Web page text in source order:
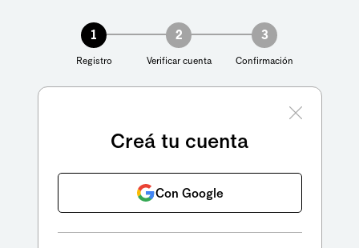
1
Registro
2
Verificar cuenta
3
Confirmación
Creá tu cuenta
Con Google